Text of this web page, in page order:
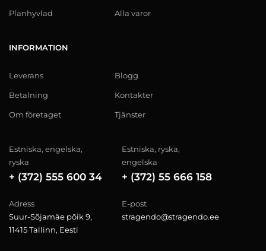
Planhyvlad Alla varor
INFORMATION
Leverans
Betalning
Om företaget
Blogg
Kontakter
Tjänster
Estniska, engelska,
ryska
+ (372) 555 600 34
Estniska, ryska,
engelska
+ (372) 55 666 158
Adress
Suur-Sõjamäe põik 9,
11415 Tallinn, Eesti
E-post
stragendo@stragendo.ee